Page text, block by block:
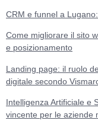
CRM e funnel a
Come migliorare il sito
e posizionamento
Landing page: il ruolo
digitale secondo
Intelligenza Artificiale e
vincente per le aziende